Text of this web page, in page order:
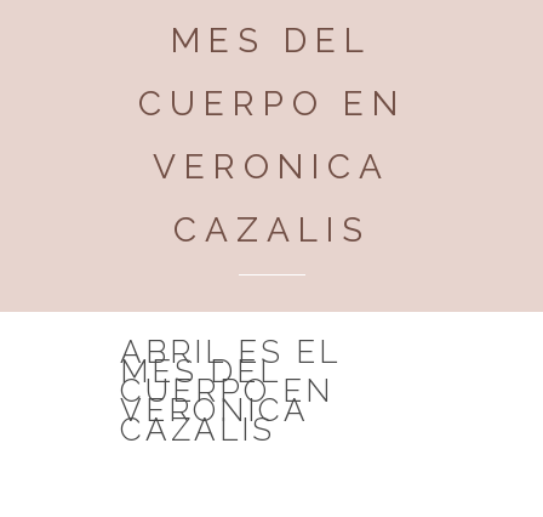
MES DEL
CUERPO EN
VERONICA
CAZALIS
ABRIL ES EL
MES DEL
CUERPO EN
VERONICA
CAZALIS